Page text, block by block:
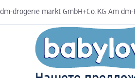
dm-drogerie markt GmbH+Co.KG Am